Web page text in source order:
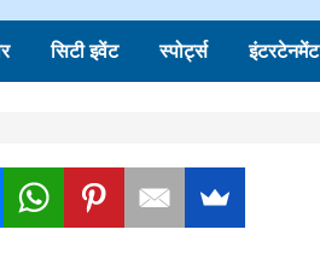
सिटी इवेंट स्पोर्ट्स इंटरटेनमेंट